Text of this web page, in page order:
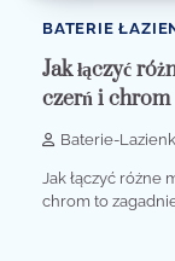
BATERIE
Jak łączyć
czerń i chrom
Baterie-
Jak łączyć różne
chrom to